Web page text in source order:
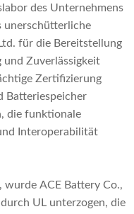
des Unternehmens
unerschütterliche
für die Bereitstellung
und Zuverlässigkeit
Zertifizierung
Batteriespeicher
die funktionale
Interoperabilität
wurde ACE Battery Co.,
UL unterzogen, die